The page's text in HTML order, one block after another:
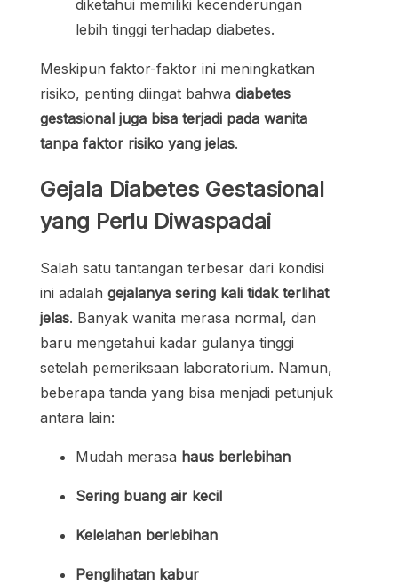
diketahui memiliki kecenderungan
lebih tinggi terhadap diabetes.
Meskipun faktor-faktor ini meningkatkan
risiko, penting diingat bahwa diabetes
gestasional juga bisa terjadi pada wanita
tanpa faktor risiko yang jelas.
Gejala Diabetes Gestasional
yang Perlu Diwaspadai
Salah satu tantangan terbesar dari kondisi
ini adalah gejalanya sering kali tidak terlihat
jelas. Banyak wanita merasa normal, dan
baru mengetahui kadar gulanya tinggi
setelah pemeriksaan laboratorium. Namun,
beberapa tanda yang bisa menjadi petunjuk
antara lain:
Mudah merasa haus berlebihan
Sering buang air kecil
Kelelahan berlebihan
Penglihatan kabur